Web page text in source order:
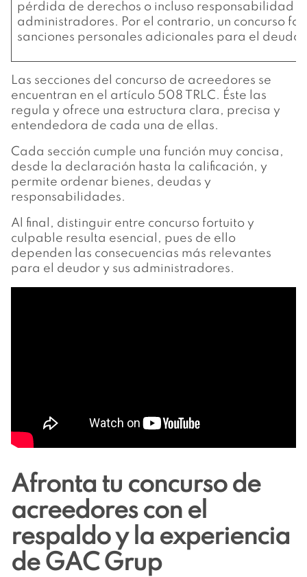
pérdida de derechos o incluso responsabilidad
administradores. Por el contrario, un concurso
sanciones personales adicionales para el
Las secciones del concurso de acreedores se
encuentran en el artículo 508 TRLC. Éste las
regula y ofrece una estructura clara, precisa y
entendedora de cada una de ellas.
Cada sección cumple una función muy concisa,
desde la declaración hasta la calificación, y
permite ordenar bienes, deudas y
responsabilidades.
Al final, distinguir entre concurso fortuito y
culpable resulta esencial, pues de ello
dependen las consecuencias más relevantes
para el deudor y sus administradores.
Afronta tu concurso de
acreedores con el
respaldo y la experiencia
de GAC Grup